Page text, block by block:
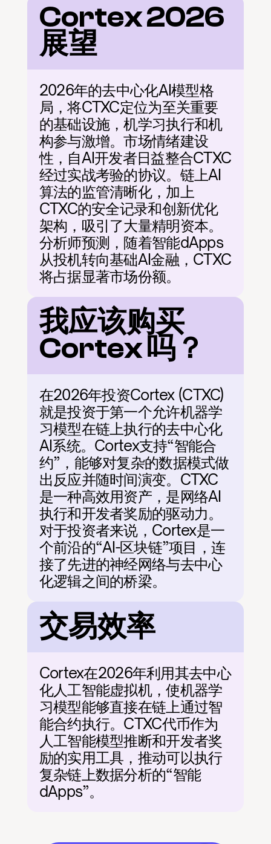
Cortex 2026
展望
2026年的去中心化AI模型格
局，将CTXC定位为至关重要
的基础设施，机学习执行和机
构参与激增。市场情绪建设
性，自AI开发者日益整合CTXC
经过实战考验的协议。链上AI
算法的监管清晰化，加上
CTXC的安全记录和创新优化
架构，吸引了大量精明资本。
分析师预测，随着智能dApps
从投机转向基础AI金融，CTXC
将占据显著市场份额。
我应该购买
Cortex 吗？
在2026年投资Cortex (CTXC)
就是投资于第一个允许机器学
习模型在链上执行的去中心化
AI系统。Cortex支持“智能合
约”，能够对复杂的数据模式做
出反应并随时间演变。CTXC
是一种高效用资产，是网络AI
执行和开发者奖励的驱动力。
对于投资者来说，Cortex是一
个前沿的“AI-区块链”项目，连
接了先进的神经网络与去中心
化逻辑之间的桥梁。
交易效率
Cortex在2026年利用其去中心
化人工智能虚拟机，使机器学
习模型能够直接在链上通过智
能合约执行。CTXC代币作为
人工智能模型推断和开发者奖
励的实用工具，推动可以执行
复杂链上数据分析的“智能
dApps”。